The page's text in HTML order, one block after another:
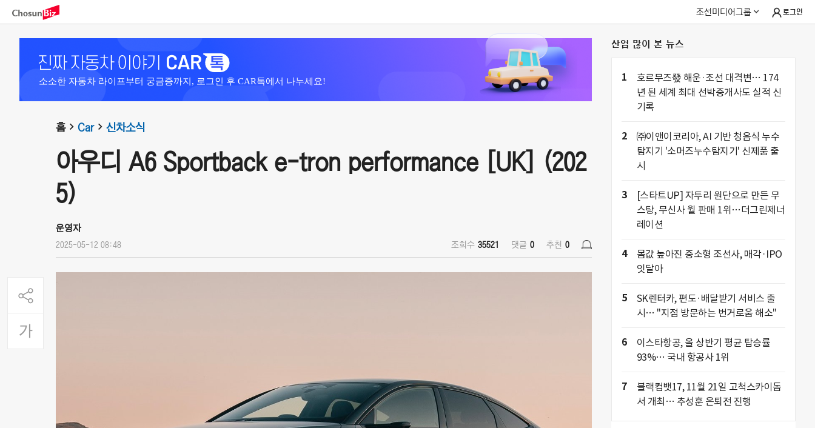
조선미디어그룹 로그인
소소한 자동차 라이프부터 궁금증까지, 로그인 후 CAR톡에서 나누세요!
홈 Car 신차소식
아우디 A6 Sportback e-tron performance [UK] (202
5)
운영자
2025-05-12 08:48 조회수 35521 댓글 0 추천 0
산업 많이 본 뉴스